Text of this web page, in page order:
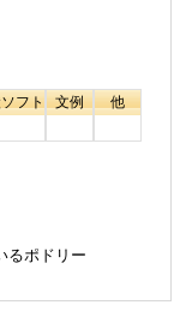
フト 文例 他
るポドリー